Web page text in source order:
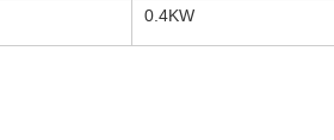
0.4KW